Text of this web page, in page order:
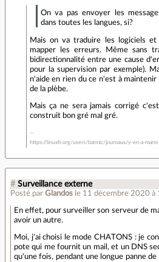
On va pas envoyer les
dans toutes les langues, si?
Mais on va traduire les logiciels et
mapper les erreurs. Même sans
bidirectionnalité entre une cause
pour la supervision par exemple).
n'aide en rien du ce n'est à
de la plèbe.
Mais ça ne sera jamais corrigé
construit bon gré mal gré.
https://linuxfr.org/users/barmic/journaux/y-en-a-
# Surveillance externe
Posté par Glandos le 11 décembre 2020 à
En effet, pour surveiller son serveur de
avoir un autre.
Moi, j'ai choisi le mode CHATONS : je
pote qui me fournit un mail, et un DNS
qu'une fois, pendant une longue panne